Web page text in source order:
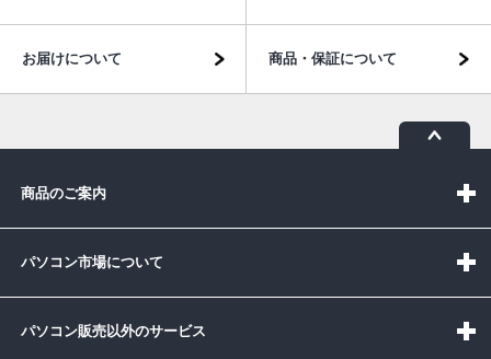
お届けについて 商品・保証について
商品のご案内
パソコン市場について
パソコン販売以外のサービス